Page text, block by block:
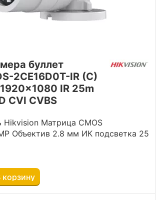
буллет
2CE16D0T-IR (C)
IR 25m
CVI CVBS
Hikvision Матрица CMOS
Объектив 2.8 мм ИК подсветка 25
корзину